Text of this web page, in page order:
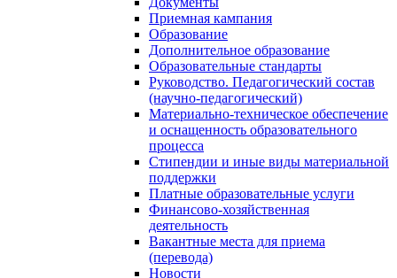
Приемная кампания
Образование
Дополнительное образование
Образовательные стандарты
Руководство. Педагогический состав
(научно-педагогический)
Материально-техническое обеспечение
и оснащенность образовательного
процесса
Стипендии и иные виды материальной
поддержки
Платные образовательные услуги
Финансово-хозяйственная
деятельность
Вакантные места для приема
(перевода)
Новости